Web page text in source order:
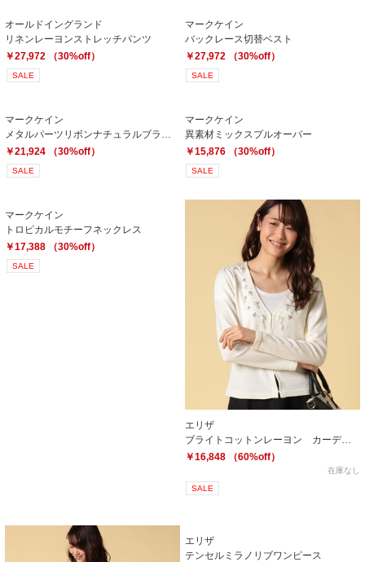
オールドイングランド
リネンレーヨンストレッチパンツ
￥27,972 （30%off）
SALE
マークケイン
バックレース切替ベスト
￥27,972 （30%off）
SALE
マークケイン
￥21,924 （30%off）
SALE
マークケイン
異素材ミックスプルオーバー
￥15,876 （30%off）
SALE
マークケイン
トロピカルモチーフネックレス
￥17,388 （30%off）
SALE
エリザ
ブライトコットンレーヨン カーディガン
￥16,848 （60%off）
在庫なし
SALE
エリザ
テンセルミラノリブワンピース